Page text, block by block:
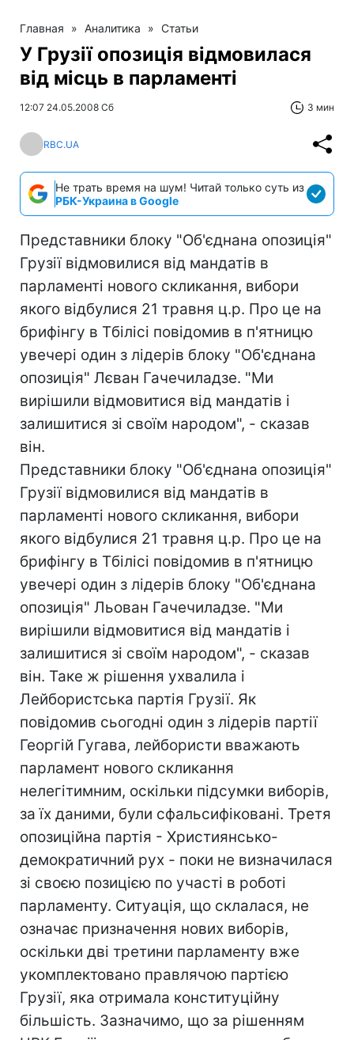
Главная » Аналитика » Статьи
У Грузії опозиція відмовилася
від місць в парламенті
12:07 24.05.2008 Сб 3 мин
RBC.UA
Не трать время на шум! Читай только суть из
РБК-Украина в Google
Представники блоку "Об'єднана опозиція"
Грузії відмовилися від мандатів в
парламенті нового скликання, вибори
якого відбулися 21 травня ц.р. Про це на
брифінгу в Тбілісі повідомив в п'ятницю
увечері один з лідерів блоку "Об'єднана
опозиція" Лєван Гачечиладзе. "Ми
вирішили відмовитися від мандатів і
залишитися зі своїм народом", - сказав
він.
Представники блоку "Об'єднана опозиція"
Грузії відмовилися від мандатів в
парламенті нового скликання, вибори
якого відбулися 21 травня ц.р. Про це на
брифінгу в Тбілісі повідомив в п'ятницю
увечері один з лідерів блоку "Об'єднана
опозиція" Льован Гачечиладзе. "Ми
вирішили відмовитися від мандатів і
залишитися зі своїм народом", - сказав
він. Таке ж рішення ухвалила і
Лейбористська партія Грузії. Як
повідомив сьогодні один з лідерів партії
Георгій Гугава, лейбористи вважають
парламент нового скликання
нелегітимним, оскільки підсумки виборів,
за їх даними, були сфальсифіковані. Третя
опозиційна партія - Християнсько-
демократичний рух - поки не визначилася
зі своєю позицією по участі в роботі
парламенту. Ситуація, що склалася, не
означає призначення нових виборів,
оскільки дві третини парламенту вже
укомплектовано правлячою партією
Грузії, яка отримала конституційну
більшість. Зазначимо, що за рішенням